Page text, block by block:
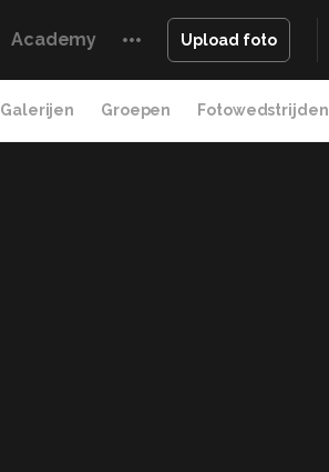
Academy Upload foto
Galerijen Groepen Fotowedstrijden